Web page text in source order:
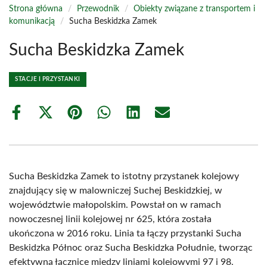
Strona główna / Przewodnik /
Obiekty związane z transportem i
komunikacją
/ Sucha Beskidzka Zamek
Sucha Beskidzka Zamek
STACJE I PRZYSTANKI
Share
Share
(Twitter)
Share Share Share Share
Sucha Beskidzka Zamek to istotny przystanek kolejowy
znajdujący się w malowniczej Suchej Beskidzkiej, w
województwie małopolskim. Powstał on w ramach
nowoczesnej linii kolejowej nr 625, która została
ukończona w 2016 roku. Linia ta łączy przystanki Sucha
Beskidzka Północ oraz Sucha Beskidzka Południe, tworząc
efektywną łącznicę między liniami kolejowymi 97 i 98.